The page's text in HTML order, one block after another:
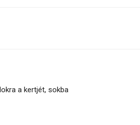
a kertjét, sokba